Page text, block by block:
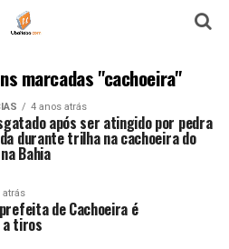
marcadas "cachoeira"
4 anos atrás
após ser atingido por pedra
durante trilha na cachoeira do
na Bahia
atrás
de Cachoeira é
a tiros